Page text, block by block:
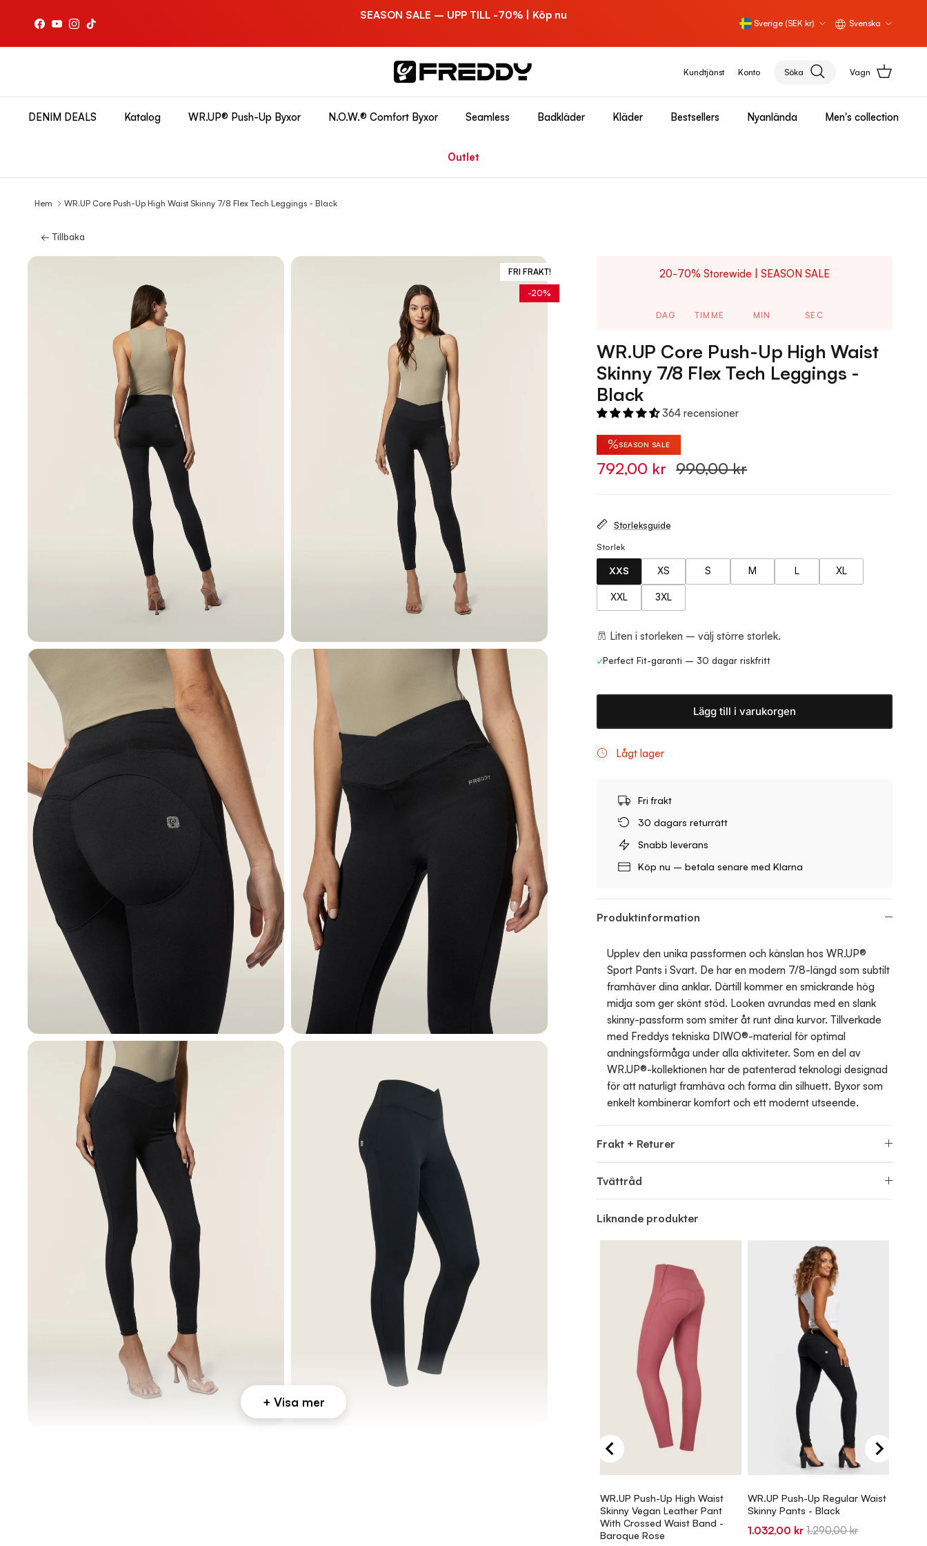
Facebook
YouTubeInstagram
TikTok
SEASON SALE – UPP TILL -70% | Köp nu Land/Region
Sverige (SEK kr) Svenska
Kundtjänst Konto Söka Vagn
DENIM DEALS Katalog WR.UP® Push-Up Byxor N.O.W.® Comfort Byxor Seamless Badkläder Kläder Bestsellers Nyanlända Men's collection
Outlet
Hem WR.UP Core Push-Up High Waist Skinny 7/8 Flex Tech Leggings - Black
← Tillbaka
FRI FRAKT!
-20%
20-70% Storewide | SEASON SALE
DAG TIMME MIN SEC
WR.UP Core Push-Up High Waist
Skinny 7/8 Flex Tech Leggings -
Black
364 recensioner
%SEASON SALE
792,00 kr 990,00 kr
Storleksguide
Storlek
XXS XS S M L XL
XXL 3XL
Liten i storleken – välj större storlek.
✓Perfect Fit-garanti – 30 dagar riskfritt
Lägg till i varukorgen
Lågt lager
Fri frakt
30 dagars returrätt
Snabb leverans
Köp nu – betala senare med Klarna
Produktinformation
Upplev den unika passformen och känslan hos WR.UP®
Sport Pants i Svart. De har en modern 7/8-längd som subtilt
framhäver dina anklar. Därtill kommer en smickrande hög
midja som ger skönt stöd. Looken avrundas med en slank
skinny-passform som smiter åt runt dina kurvor. Tillverkade
med Freddys tekniska DIWO®-material för optimal
andningsförmåga under alla aktiviteter. Som en del av
WR.UP®-kollektionen har de patenterad teknologi designad
för att naturligt framhäva och forma din silhuett. Byxor som
enkelt kombinerar komfort och ett modernt utseende.
Frakt + Returer
Tvättråd
Liknande produkter
WR.UP Push-Up High Waist
Skinny Vegan Leather Pant
With Crossed Waist Band -
Baroque Rose
WR.UP Push-Up Regular Waist
Skinny Pants - Black
Sale
1.032,00 kr Original
1.290,00 kr